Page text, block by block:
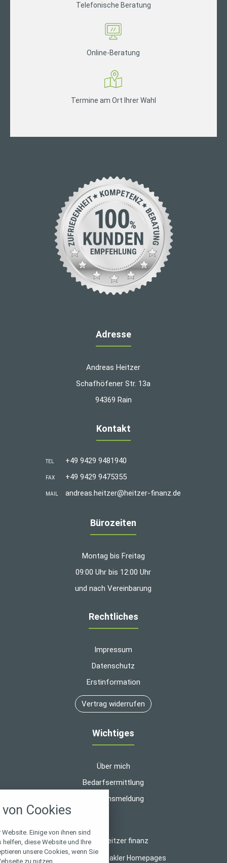
Telefonische Beratung
Online-Beratung
Termine am Ort Ihrer Wahl
Adresse
Andreas Heitzer
Schafhöfener Str. 13a
94369 Rain
Kontakt
TEL +49 9429 9481940
FAX +49 9429 9475355
MAIL andreas.heitzer@heitzer-finanz.de
Bürozeiten
Montag bis Freitag
09:00 Uhr bis 12:00 Uhr
und nach Vereinbarung
Rechtliches
Impressum
Datenschutz
Erstinformation
Vertrag widerrufen
Wichtiges
Über mich
Bedarfsermittlung
Schadensmeldung
© 2026 heitzer finanz
Makler Homepages
Cookies
Einige von ihnen sind
diese Website und Ihre
unsere Cookies, wenn Sie
zu nutzen.
alle verwendeten Cookies und
zu blockieren.
Notwendig